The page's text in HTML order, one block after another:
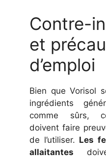
Contre-
et
d’emploi
Bien que Vorisol
ingrédients
comme sûrs,
doivent faire
de l’utiliser. Les
allaitantes